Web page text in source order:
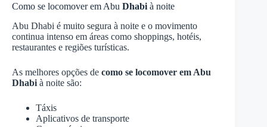
Como se locomover em Abu Dhabi à noite
Abu Dhabi é muito segura à noite e o movimento
continua intenso em áreas como shoppings, hotéis,
restaurantes e regiões turísticas.
As melhores opções de como se locomover em Abu
Dhabi à noite são:
Táxis
Aplicativos de transporte